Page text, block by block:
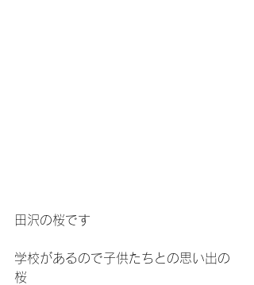
田沢の桜です
学校があるので子供たちとの思い出の
桜